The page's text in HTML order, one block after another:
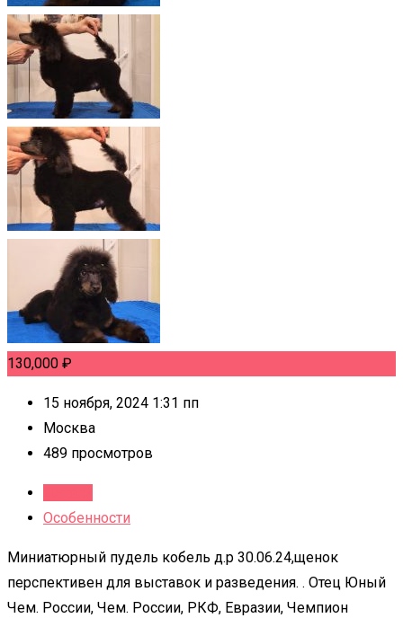
130,000 ₽
15 ноября, 2024 1:31 пп
Москва
489 просмотров
Особенности
Миниатюрный пудель кобель д.р 30.06.24,щенок
перспективен для выставок и разведения. . Отец Юный
Чем. России, Чем. России, РКФ, Евразии, Чемпион